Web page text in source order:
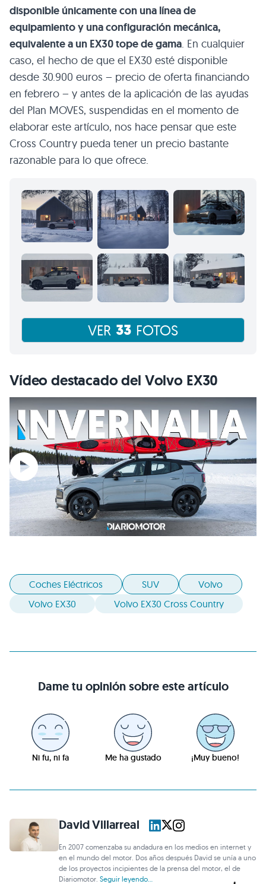
disponible únicamente con una línea de
equipamiento y una configuración mecánica,
equivalente a un EX30 tope de gama. En cualquier
caso, el hecho de que el EX30 esté disponible
desde 30.900 euros – precio de oferta financiando
en febrero – y antes de la aplicación de las ayudas
del Plan MOVES, suspendidas en el momento de
elaborar este artículo, nos hace pensar que este
Cross Country pueda tener un precio bastante
razonable para lo que ofrece.
VER 33 FOTOS
Vídeo destacado del Volvo EX30
Coches Eléctricos SUV
Volvo
Volvo EX30
Volvo EX30 Cross Country
Dame tu opinión sobre este artículo
Ni fu, ni fa Me ha gustado ¡Muy bueno!
David Villarreal
En 2007 comenzaba su andadura en los medios en internet y
en el mundo del motor. Dos años después David se unía a uno
de los proyectos incipientes de la prensa del motor, el de
Diariomotor.Seguir leyendo...